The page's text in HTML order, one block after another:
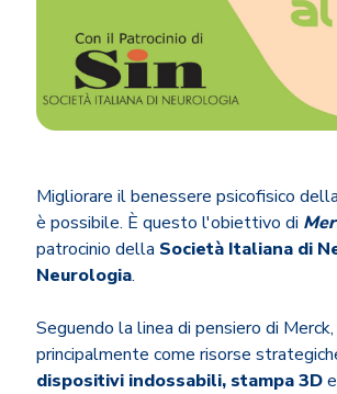
Migliorare il benessere psicofisico
è possibile. È questo l'obiettivo di
patrocinio della Società Italiana di
Neurologia.
Seguendo la linea di pensiero di
principalmente come risorse
dispositivi indossabili, stampa 3D